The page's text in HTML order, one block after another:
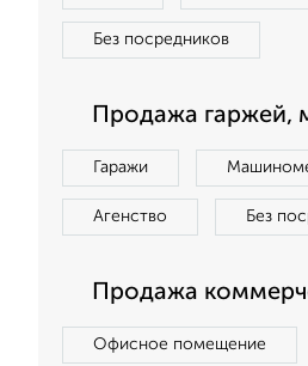
Без посредников
Продажа гаржей,
Гаражи
Агенство Без
Продажа
Офисное помещение